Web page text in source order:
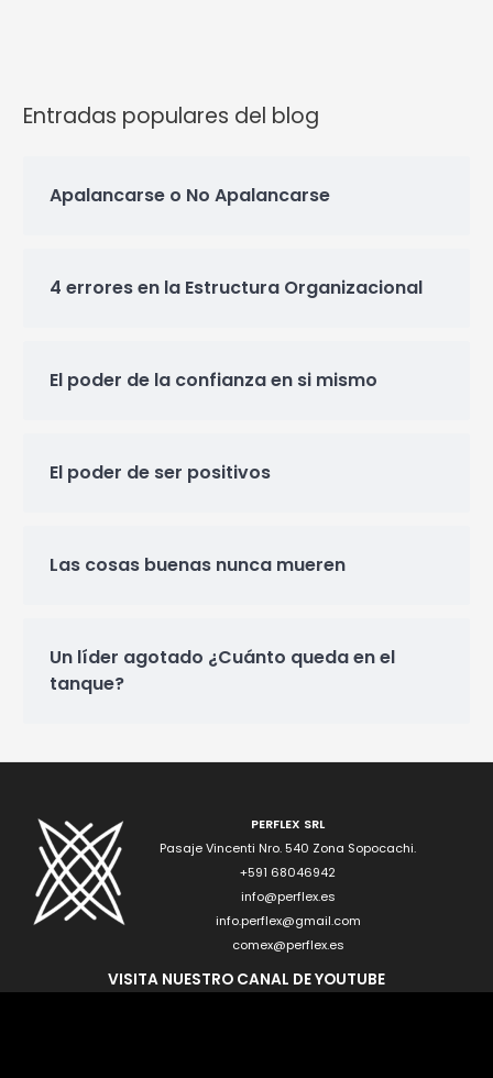
Entradas populares del blog
Apalancarse o No Apalancarse
4 errores en la Estructura Organizacional
El poder de la confianza en si mismo
El poder de ser positivos
Las cosas buenas nunca mueren
Un líder agotado ¿Cuánto queda en el
tanque?
PERFLEX SRL
Pasaje Vincenti Nro. 540 Zona Sopocachi.
+591 68046942
info@perflex.es
info.perflex@gmail.com
comex@perflex.es
VISITA NUESTRO CANAL DE YOUTUBE